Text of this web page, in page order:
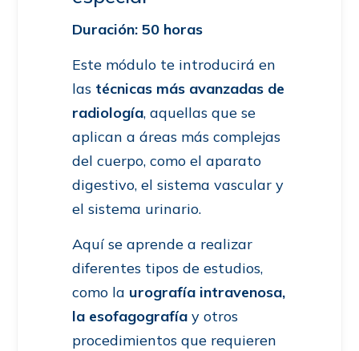
Duración: 50 horas
Este módulo te introducirá en
las técnicas más avanzadas de
radiología, aquellas que se
aplican a áreas más complejas
del cuerpo, como el aparato
digestivo, el sistema vascular y
el sistema urinario.
Aquí se aprende a realizar
diferentes tipos de estudios,
como la urografía intravenosa,
la esofagografía y otros
procedimientos que requieren